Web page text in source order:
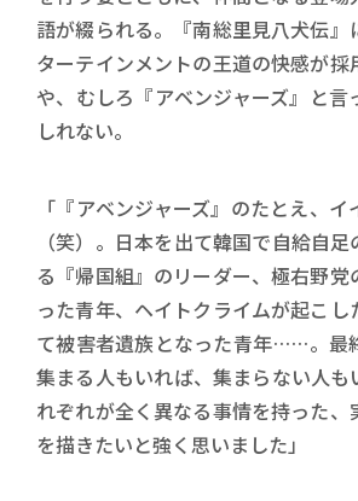
語が綴られる。『南総里見八犬伝』
ターテインメントの王道の快感が採
や、むしろ『アベンジャーズ』と言
しれない。
「『アベンジャーズ』のたとえ、
（笑）。日本を出て韓国で自給自
る『帰国組』のリーダー、極右野党
った青年、ヘイトクライムが起こし
て被害者遺族となった青年……。最
集まる人もいれば、集まらない人も
れぞれが全く異なる事情を持った
を描きたいと強く思いました」